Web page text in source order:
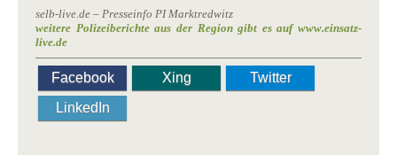
selb-live.de – Presseinfo PI Marktredwitz
weitere Polizeiberichte aus der Region gibt es auf www.einsatz-
live.de
Facebook Xing
Twitter
LinkedIn